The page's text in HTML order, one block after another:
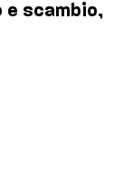
e scambio,